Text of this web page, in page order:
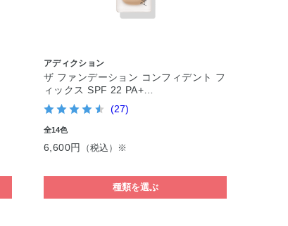
アディクション
ザ ファンデーション コンフィデント フ
ィックス SPF 22 PA+…
(27)
全14色
6,600円 （税込）※
種類を選ぶ